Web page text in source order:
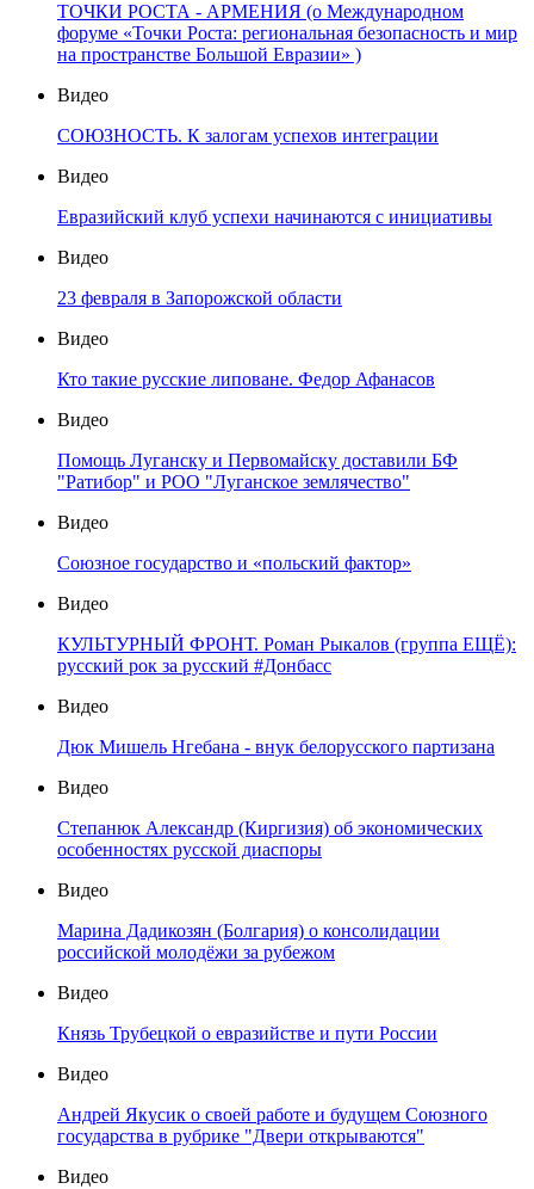
ТОЧКИ РОСТА - АРМЕНИЯ (о Международном
форуме «Точки Роста: региональная безопасность и мир
на пространстве Большой Евразии» )
Видео
СОЮЗНОСТЬ. К залогам успехов интеграции
Видео
Евразийский клуб успехи начинаются с инициативы
Видео
23 февраля в Запорожской области
Видео
Кто такие русские липоване. Федор Афанасов
Видео
Помощь Луганску и Первомайску доставили БФ
"Ратибор" и РОО "Луганское землячество"
Видео
Союзное государство и «польский фактор»
Видео
КУЛЬТУРНЫЙ ФРОНТ. Роман Рыкалов (группа ЕЩЁ):
русский рок за русский #Донбасс
Видео
Дюк Мишель Нгебана - внук белорусского партизана
Видео
Степанюк Александр (Киргизия) об экономических
особенностях русской диаспоры
Видео
Марина Дадикозян (Болгария) о консолидации
российской молодёжи за рубежом
Видео
Князь Трубецкой о евразийстве и пути России
Видео
Андрей Якусик о своей работе и будущем Союзного
государства в рубрике "Двери открываются"
Видео